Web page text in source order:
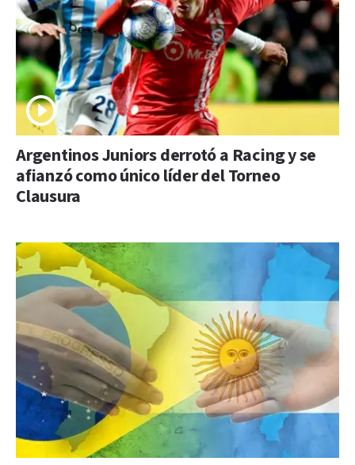
Argentinos Juniors derrotó a Racing y se
afianzó como único líder del Torneo
Clausura